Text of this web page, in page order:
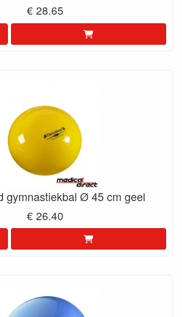
€ 28.65
gymnastiekbal Ø 45 cm geel
€ 26.40